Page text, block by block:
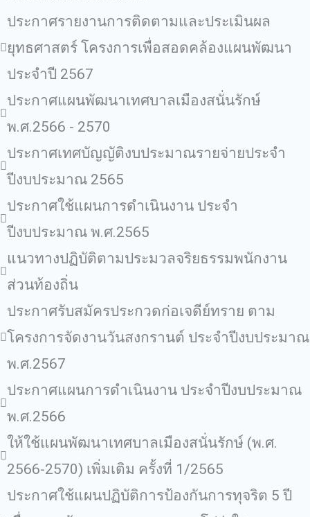
ประกาศรายงานการติดตามและประเมินผล
ยุทธศาสตร์ โครงการเพื่อสอดคล้องแผนพัฒนา
ประจำปี 2567
ประกาศแผนพัฒนาเทศบาลเมืองสนั่นรักษ์
พ.ศ.2566 - 2570
ประกาศเทศบัญญัติงบประมาณรายจ่ายประจำ
ปีงบประมาณ 2565
ประกาศใช้แผนการดำเนินงาน ประจำ
ปีงบประมาณ พ.ศ.2565
แนวทางปฏิบัติตามประมวลจริยธรรมพนักงาน
ส่วนท้องถิ่น
ประกาศรับสมัครประกวดก่อเจดีย์ทราย ตาม
โครงการจัดงานวันสงกรานต์ ประจำปีงบประมาณ
พ.ศ.2567
ประกาศแผนการดำเนินงาน ประจำปีงบประมาณ
พ.ศ.2566
ให้ใช้แผนพัฒนาเทศบาลเมืองสนั่นรักษ์ (พ.ศ.
2566-2570) เพิ่มเติม ครั้งที่ 1/2565
ประกาศใช้แผนปฏิบัติการป้องกันการทุจริต 5 ปี